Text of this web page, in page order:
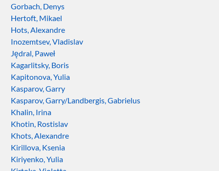
Gorbach, Denys
Hertoft, Mikael
Hots, Alexandre
Inozemtsev, Vladislav
Jędral, Paweł
Kagarlitsky, Boris
Kapitonova, Yulia
Kasparov, Garry
Kasparov, Garry/Landbergis, Gabrielus
Khalin, Irina
Khotin, Rostislav
Khots, Alexandre
Kirillova, Ksenia
Kiriyenko, Yulia